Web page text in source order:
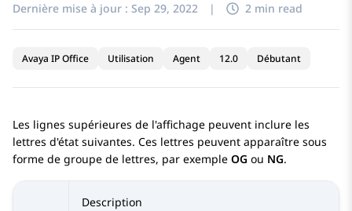
Dernière mise à jour : Sep 29, 2022 | 2 min read
Avaya IP Office Utilisation Agent 12.0 Débutant
Les lignes supérieures de l'affichage peuvent inclure les
lettres d'état suivantes. Ces lettres peuvent apparaître sous
forme de groupe de lettres, par exemple OG ou NG.
Description